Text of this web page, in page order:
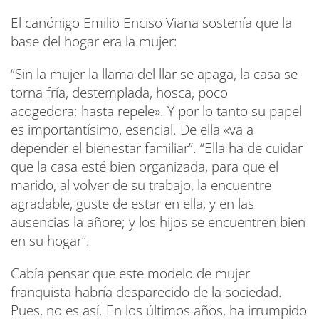
El canónigo Emilio Enciso Viana sostenía que la
base del hogar era la mujer:
“Sin la mujer la llama del llar se apaga, la casa se
torna fría, destemplada, hosca, poco
acogedora; hasta repele». Y por lo tanto su papel
es importantísimo, esencial. De ella «va a
depender el bienestar familiar”. “Ella ha de cuidar
que la casa esté bien organizada, para que el
marido, al volver de su trabajo, la encuentre
agradable, guste de estar en ella, y en las
ausencias la añore; y los hijos se encuentren bien
en su hogar”.
Cabía pensar que este modelo de mujer
franquista habría desparecido de la sociedad.
Pues, no es así. En los últimos años, ha irrumpido